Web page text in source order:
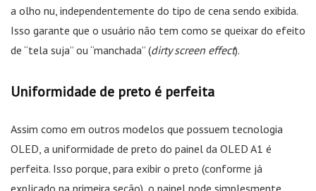
a olho nu, independentemente do tipo de cena sendo exibida.
Isso garante que o usuário não tem como se queixar do efeito
de “tela suja” ou “manchada” (dirty screen effect).
Uniformidade de preto é perfeita
Assim como em outros modelos que possuem tecnologia
OLED, a uniformidade de preto do painel da OLED A1 é
perfeita. Isso porque, para exibir o preto (conforme já